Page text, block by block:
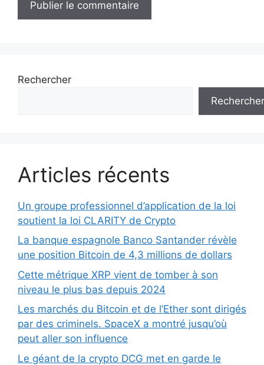
Rechercher
Rechercher
Articles récents
Un groupe professionnel d’application de la loi
soutient la loi CLARITY de Crypto
La banque espagnole Banco Santander révèle
une position Bitcoin de 4,3 millions de dollars
Cette métrique XRP vient de tomber à son
niveau le plus bas depuis 2024
Les marchés du Bitcoin et de l’Ether sont dirigés
par des criminels. SpaceX a montré jusqu’où
peut aller son influence
Le géant de la crypto DCG met en garde le